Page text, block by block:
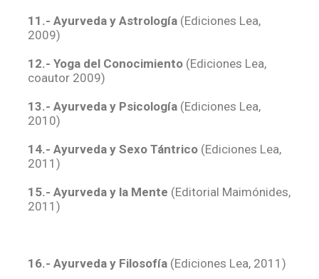
11.- Ayurveda y Astrología (Ediciones Lea,
2009)
12.- Yoga del Conocimiento (Ediciones Lea,
coautor 2009)
13.- Ayurveda y Psicología (Ediciones Lea,
2010)
14.- Ayurveda y Sexo Tántrico (Ediciones Lea,
2011)
15.- Ayurveda y la Mente (Editorial Maimónides,
2011)
16.- Ayurveda y Filosofía (Ediciones Lea, 2011)